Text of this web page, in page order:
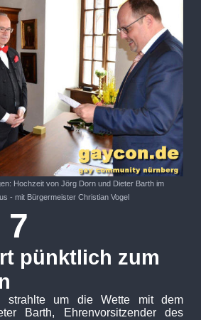
Hochzeit von Jörg Dorn und Dieter Barth im
- mit Bürgermeister Christian Vogel
7
pünktlich zum
strahlte um die Wette mit dem
Barth, Ehrenvorsitzender des